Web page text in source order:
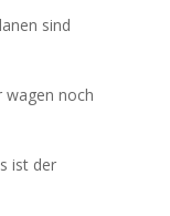
sind
wagen noch
ist der